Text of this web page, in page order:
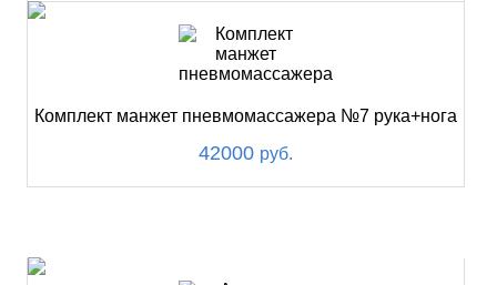
Комплект манжет пневмомассажера №7 рука+нога
42000 руб.